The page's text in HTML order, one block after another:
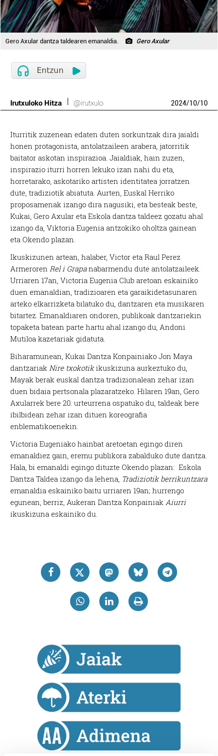
Gero Axular dantza taldearen emanaldia. Gero Axular
Irutxuloko Hitza @irutxulo 2024/10/10
Iturritik zuzenean edaten duten sorkuntzak dira jaialdi
honen protagonista, antolatzaileen arabera, jatorritik
baitator askotan inspirazioa. Jaialdiak, hain zuzen,
inspirazio iturri horren lekuko izan nahi du eta,
horretarako, askotariko artisten identitatea jorratzen
dute, tradiziotik abiatuta. Aurten, Euskal Herriko
proposamenak izango dira nagusiki, eta besteak beste,
Kukai, Gero Axular eta Eskola dantza taldeez gozatu ahal
izango da, Viktoria Eugenia antzokiko oholtza gainean
eta Okendo plazan.
Ikuskizunen artean, halaber, Victor eta Raul Perez
Armeroren Rel i Grapanabarmendu dute antolatzaileek.
Urriaren 17an, Victoria Eugenia Club aretoan eskainiko
duen emanaldian, tradizioaren eta garaikidetasunaren
arteko elkarrizketa bilatuko du, dantzaren eta musikaren
bitartez. Emanaldiaren ondoren, publikoak dantzariekin
topaketa batean parte hartu ahal izango du, Andoni
Mutiloa kazetariak gidatuta.
Biharamunean, Kukai Dantza Konpainiako Jon Maya
dantzariak Nire txokotikikuskizuna aurkeztuko du,
Mayak berak euskal dantza tradizionalean zehar izan
duen bidaia pertsonala plazaratzeko. Hilaren 19an, Gero
Axularrek bere 20. urteurrena ospatuko du, taldeak bere
ibilbidean zehar izan dituen koreografia
enblematikoenekin.
Victoria Eugeniako hainbat aretoetan egingo diren
emanaldiez gain, eremu publikora zabalduko dute dantza.
Hala, bi emanaldi egingo dituzte Okendo plazan: Eskola
Dantza Taldea izango da lehena, Tradiziotik berrikuntzara
emanaldia eskainiko baitu urriaren 19an; hurrengo
egunean, berriz, Aukeran Dantza Konpainiak Aiurri
ikuskizuna eskainiko du.